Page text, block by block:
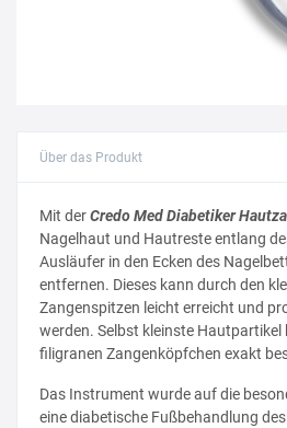
Über das Produkt
Mit derCredo Med Diabetiker
Nagelhaut und Hautreste entlang
Ausläufer in den Ecken des
entfernen. Dieses kann durch den
Zangenspitzen leicht erreicht und
werden. Selbst kleinste Hautpartikel
filigranen Zangenköpfchen exakt
Das Instrument wurde auf die
eine diabetische Fußbehandlung